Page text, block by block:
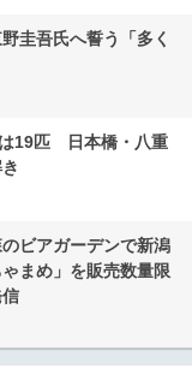
圭吾氏へ誓う「多く
19匹 日本橋・八重
ビアガーデンで新潟
まめ」を販売数量限